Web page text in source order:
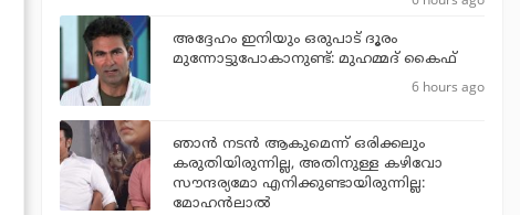
അദ്ദേഹം ഇനിയും ഒരുപാട് ദൂരം
മുന്നോട്ടുപോകാനുണ്ട്: മുഹമ്മദ് കൈഫ്
6 hours ago
ഞാൻ നടൻ ആകുമെന്ന് ഒരിക്കലും
കരുതിയിരുന്നില്ല, അതിനുള്ള കഴിവോ
സൗന്ദര്യമോ എനിക്കുണ്ടായിരുന്നില്ല:
മോഹൻലാൽ